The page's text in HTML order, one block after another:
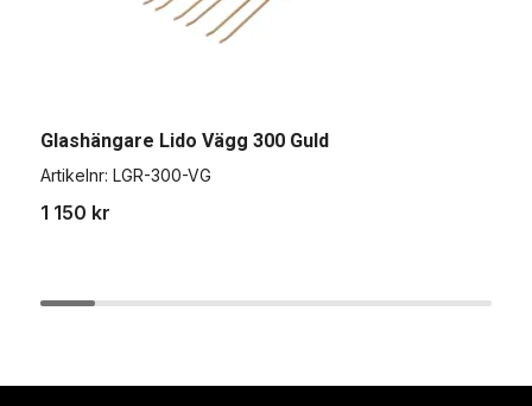
Glashängare Lido Vägg 300 Guld
Artikelnr: LGR-300-VG
1 150 kr